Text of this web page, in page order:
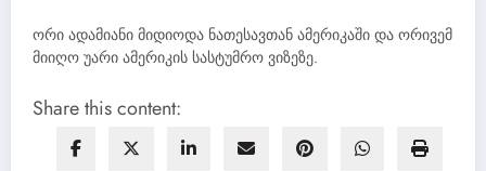
ორი ადამიანი მიდიოდა ნათესავთან ამერიკაში და ორივემ
მიიღო უარი ამერიკის სასტუმრო ვიზეზე.
Share this content: